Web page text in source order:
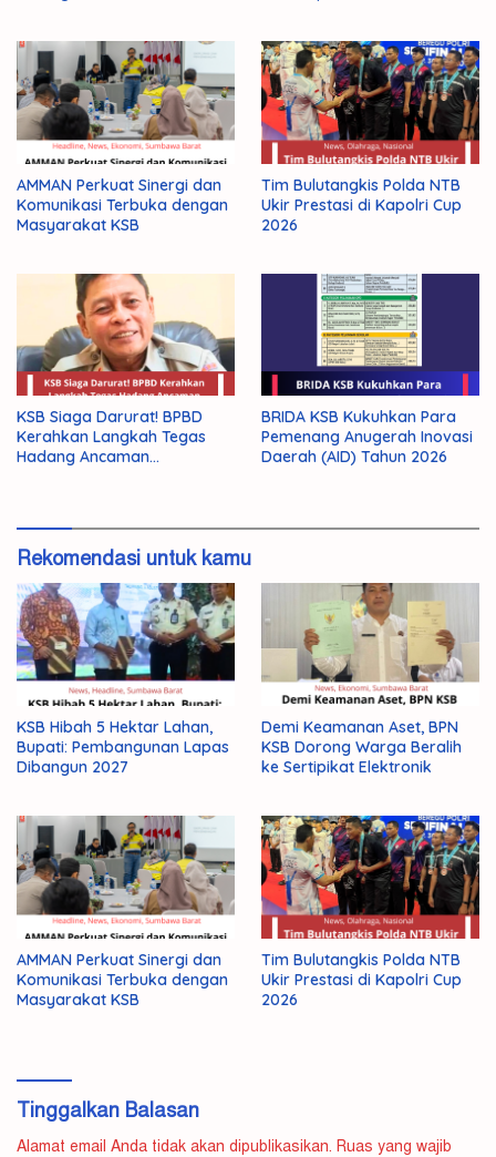
AMMAN Perkuat Sinergi dan
Komunikasi Terbuka dengan
Masyarakat KSB
Tim Bulutangkis Polda NTB
Ukir Prestasi di Kapolri Cup
2026
KSB Siaga Darurat! BPBD
Kerahkan Langkah Tegas
Hadang Ancaman
BRIDA KSB Kukuhkan Para
Pemenang Anugerah Inovasi
Daerah (AID) Tahun 2026
Rekomendasi untuk kamu
KSB Hibah 5 Hektar Lahan,
Bupati: Pembangunan Lapas
Dibangun 2027
Demi Keamanan Aset, BPN
KSB Dorong Warga Beralih
ke Sertipikat Elektronik
AMMAN Perkuat Sinergi dan
Komunikasi Terbuka dengan
Masyarakat KSB
Tim Bulutangkis Polda NTB
Ukir Prestasi di Kapolri Cup
2026
Tinggalkan Balasan
Alamat email Anda tidak akan dipublikasikan. Ruas yang wajib